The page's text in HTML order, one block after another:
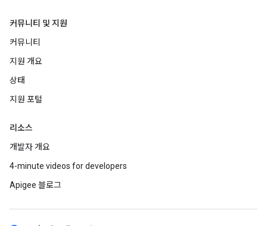
커뮤니티 및 지원
커뮤니티
지원 개요
상태
지원 포털
리소스
개발자 개요
4-minute videos for developers
Apigee 블로그